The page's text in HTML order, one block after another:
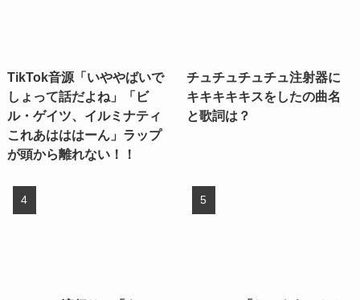
TikTok音源「いややばいで
しょって話だよね」「ビ
ル・ゲイツ、イルミナティ
これあはははーん」ラップ
が頭から離れない！！
チュチュチュチュ注射器に
キキキキキスをしたの曲名
と歌詞は？